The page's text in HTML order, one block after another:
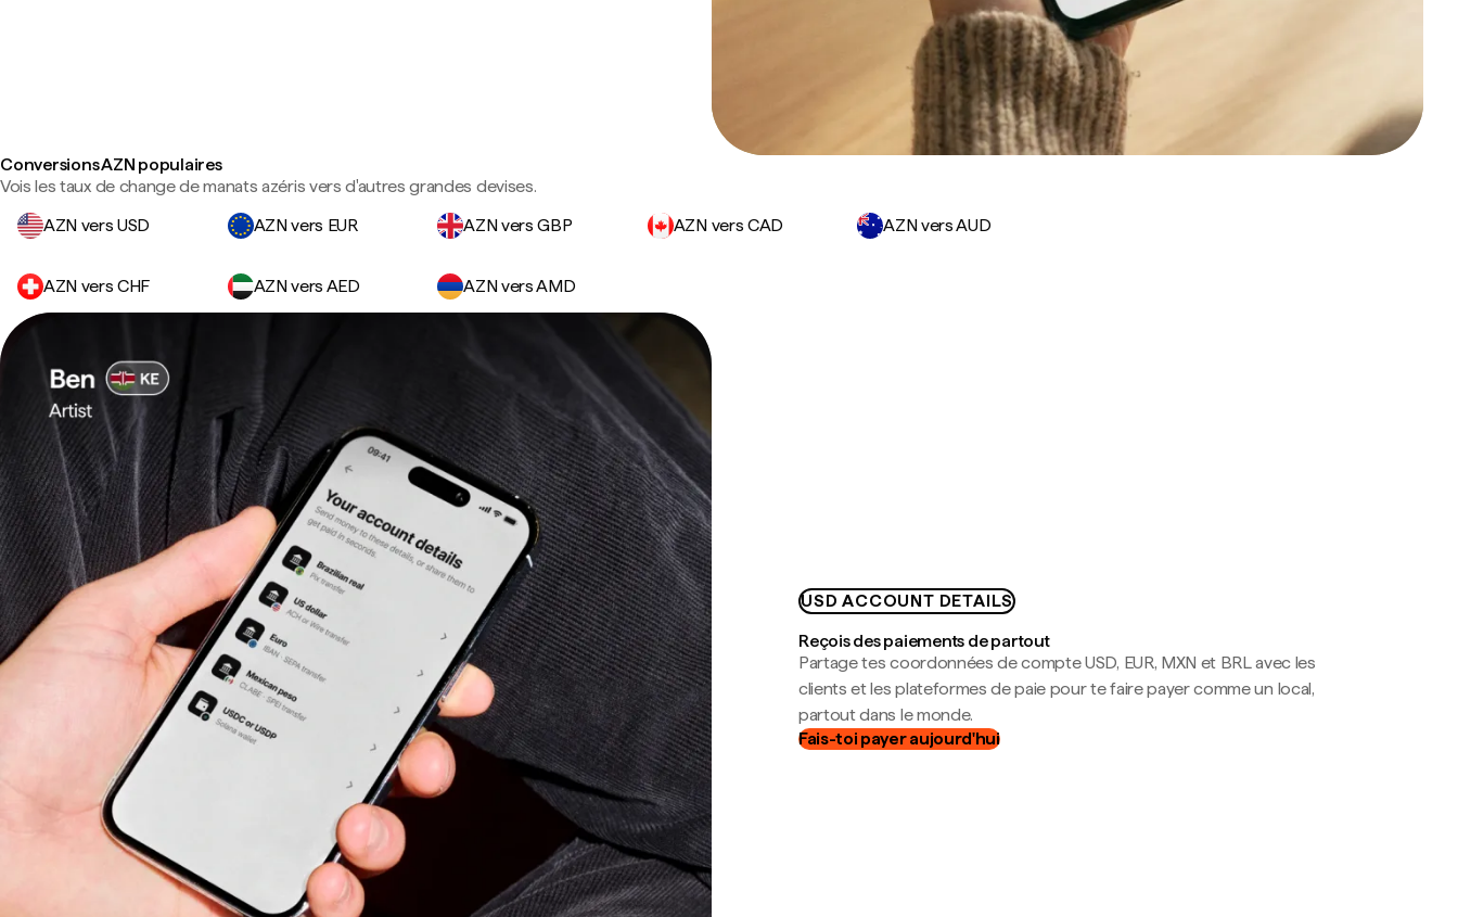
Conversions AZN populaires
Vois les taux de change de manats azéris vers d'autres grandes devises.
AZN vers USD
AZN vers EUR AZN vers GBP AZN vers CAD AZN vers AUD
AZN vers CHF AZN vers AED AZN vers AMD
USD ACCOUNT DETAILS
Reçois des paiements de partout
Partage tes coordonnées de compte USD, EUR, MXN et BRL avec les
clients et les plateformes de paie pour te faire payer comme un local,
partout dans le monde.
Fais-toi payer aujourd'hui